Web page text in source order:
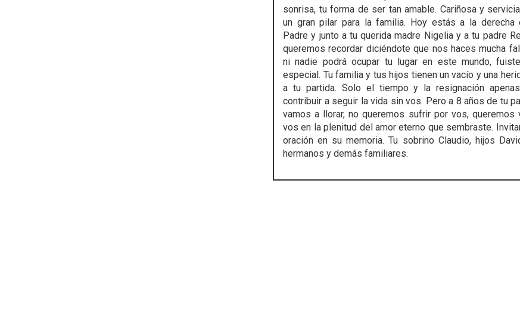
sonrisa, tu forma de ser tan amable. Cariñosa y
un gran pilar para la familia. Hoy estás a la derecha
Padre y junto a tu querida madre Nigelia y a tu padre
queremos recordar diciéndote que nos haces mucha
ni nadie podrá ocupar tu lugar en este mundo,
especial. Tu familia y tus hijos tienen un vacío y una
a tu partida. Solo el tiempo y la resignación
contribuir a seguir la vida sin vos. Pero a 8 años de tu
vamos a llorar, no queremos sufrir por vos, queremos
vos en la plenitud del amor eterno que sembraste.
oración en su memoria. Tu sobrino Claudio, hijos
hermanos y demás familiares.